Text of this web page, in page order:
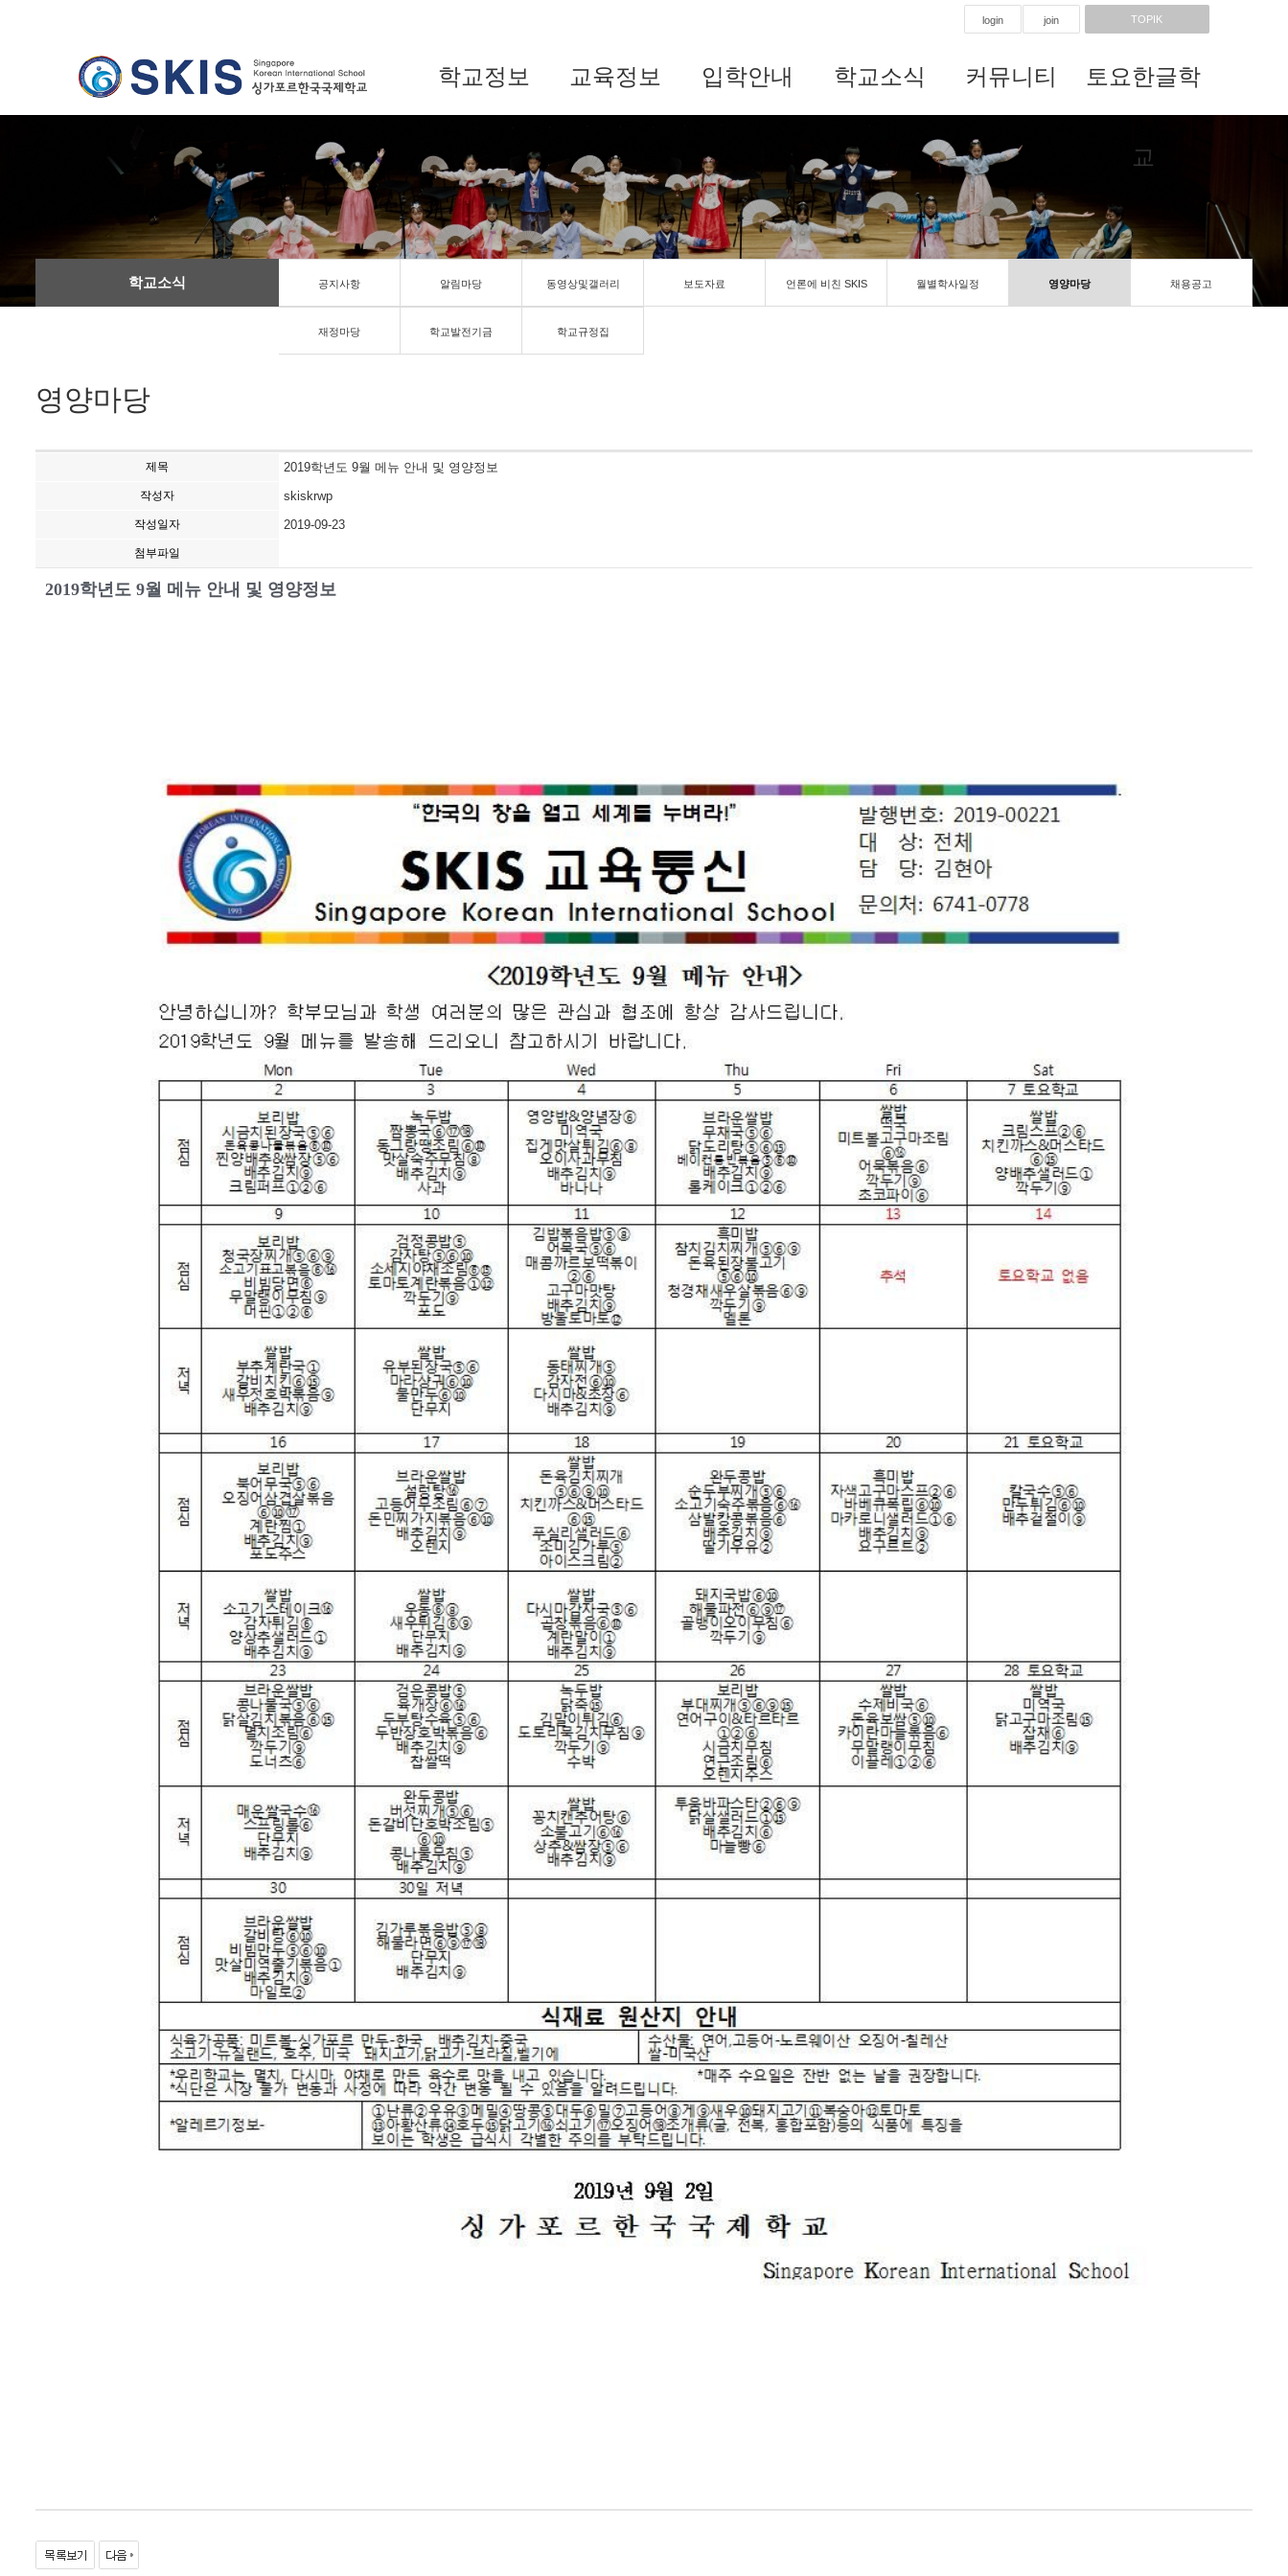
login join TOPIK
학교정보 교육정보 입학안내 학교소식 커뮤니티 토요한글학
교
학교소식 공지사항 알림마당 동영상및갤러리 보도자료 언론에 비친 SKIS 월별학사일정 영양마당 채용공고
재정마당 학교발전기금 학교규정집
영양마당
제목 2019학년도 9월 메뉴 안내 및 영양정보
작성자 skiskrwp
작성일자 2019-09-23
첨부파일
2019학년도 9월 메뉴 안내 및 영양정보